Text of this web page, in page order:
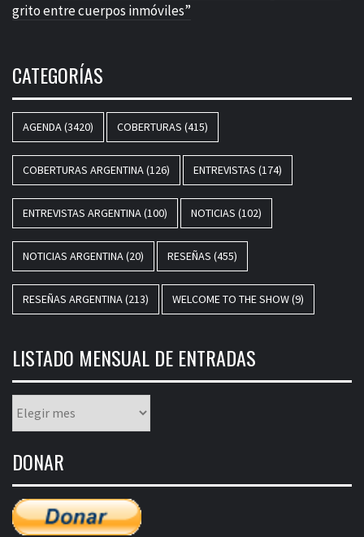
grito entre cuerpos inmóviles”
CATEGORÍAS
AGENDA(3420) COBERTURAS (415)
COBERTURAS ARGENTINA(126) ENTREVISTAS (174)
ENTREVISTAS ARGENTINA(100) NOTICIAS (102)
NOTICIAS ARGENTINA(20) RESEÑAS (455)
RESEÑAS ARGENTINA(213) WELCOME TO THE SHOW(9)
LISTADO MENSUAL DE ENTRADAS
mensual
entradas
DONAR